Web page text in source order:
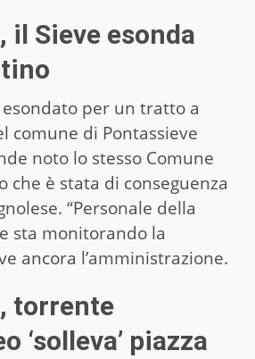
il Sieve esonda
per un tratto a
comune di Pontassieve
noto lo stesso Comune
che è stata di conseguenza
“Personale della
sta monitorando la
ancora l’amministrazione.
torrente
‘solleva’ piazza